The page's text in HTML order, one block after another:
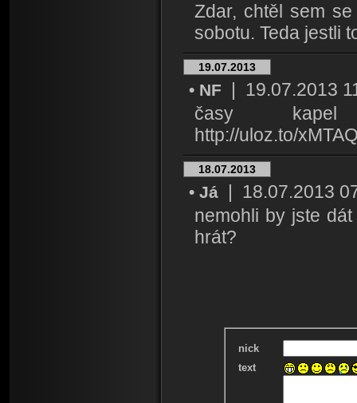
Zdar, chtěl sem
sobotu. Teda jestli
19.07.2013
• NF | 19.07.2013
časy
http://uloz.to/
18.07.2013
• Já | 18.07.2013
nemohli by jste
hrát?
nick
text